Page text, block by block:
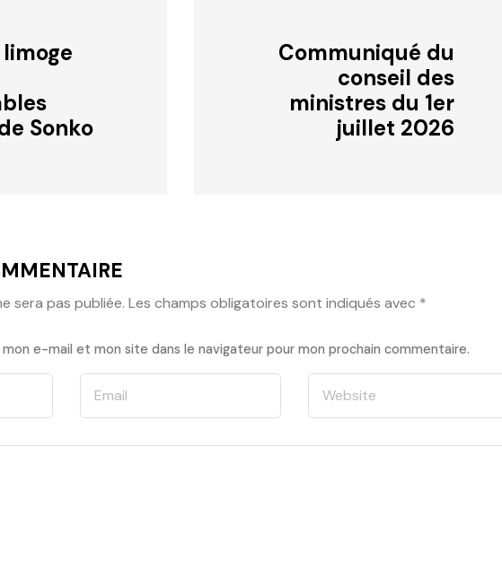
Sonko
Communiqué du
conseil des
ministres du 1er
juillet 2026
sera pas publiée. Les champs obligatoires sont indiqués avec *
e-mail et mon site dans le navigateur pour mon prochain commentaire.